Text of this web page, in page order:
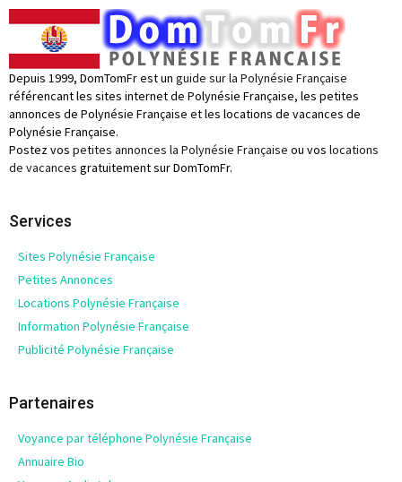
Depuis 1999, DomTomFr est un guide sur la Polynésie Française
référencant les sites internet de Polynésie Française, les petites
annonces de Polynésie Française et les locations de vacances de
Polynésie Française.
Postez vos petites annonces la Polynésie Française ou vos locations
de vacances gratuitement sur DomTomFr.
Services
Sites Polynésie Française
Petites Annonces
Locations Polynésie Française
Information Polynésie Française
Publicité Polynésie Française
Partenaires
Voyance par téléphone Polynésie Française
Annuaire Bio